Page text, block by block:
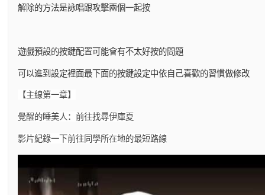
解除的方法是詠唱跟攻擊兩個一起按
遊戲預設的按鍵配置可能會有不太好按的問題
可以進到設定裡面最下面的按鍵設定中依自己喜歡的習慣做修改
【主線第一章】
覺醒的睡美人：前往找尋伊庫夏
影片紀錄一下前往同學所在地的最短路線